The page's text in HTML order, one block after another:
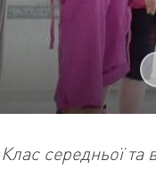
Клас середньої та